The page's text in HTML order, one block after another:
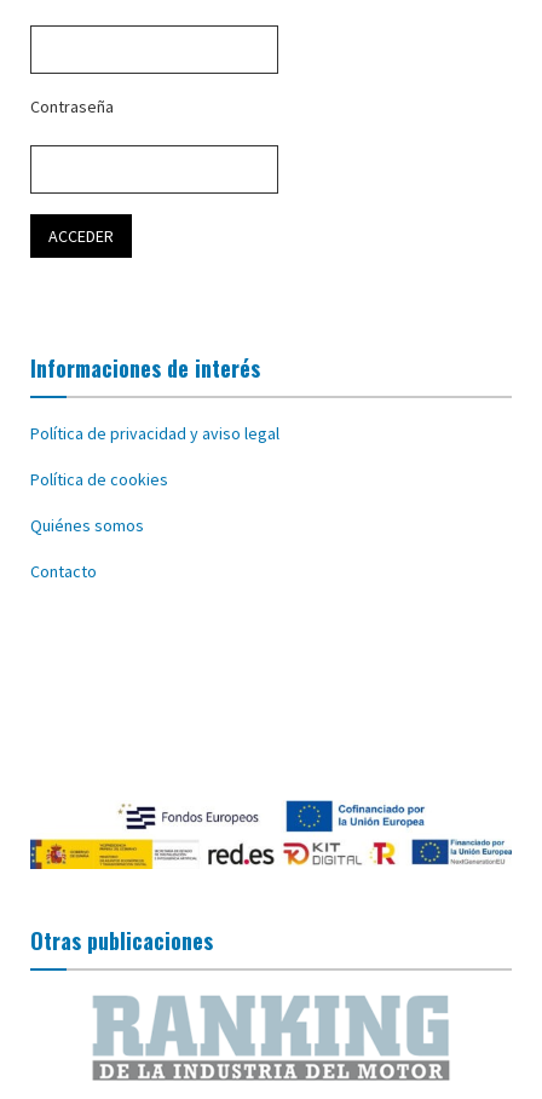
Contraseña
Informaciones de interés
Política de privacidad y aviso legal
Política de cookies
Quiénes somos
Contacto
Otras publicaciones